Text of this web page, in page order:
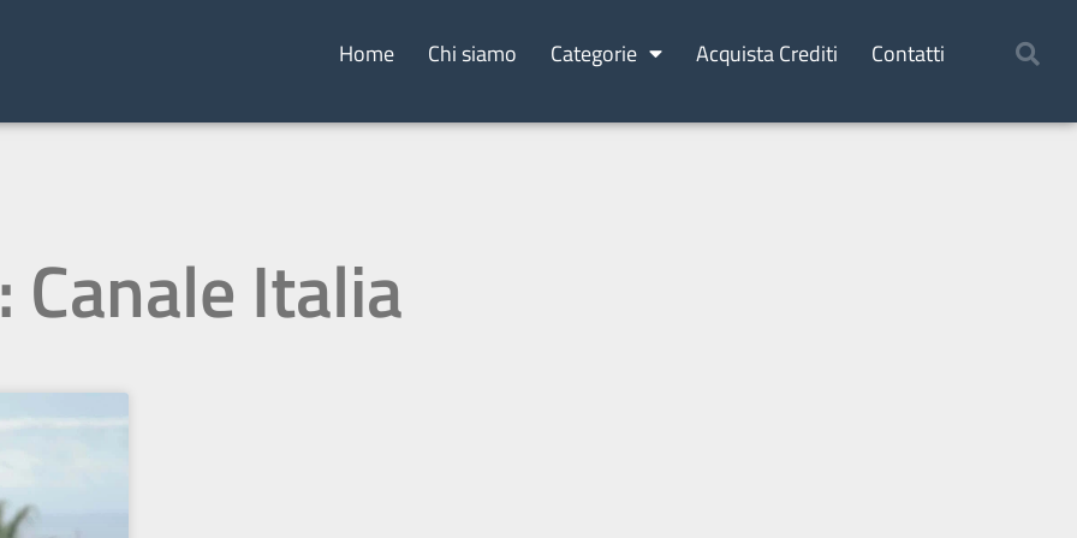
Home Chi siamo Categorie Acquista Crediti Contatti
Canale Italia